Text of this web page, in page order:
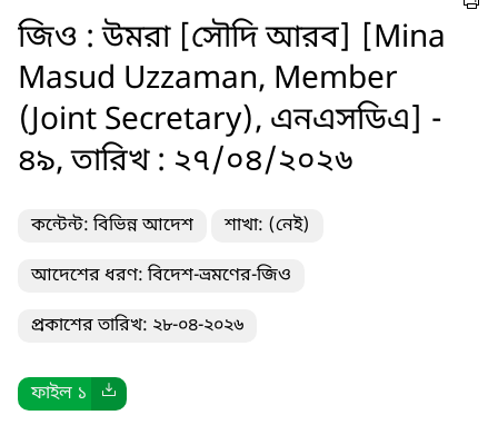
জিও : উমরা [সৌদি আরব] [Mina
Masud Uzzaman, Member
(Joint Secretary), এনএসডিএ] -
৪৯, তারিখ : ২৭/০৪/২০২৬
কন্টেন্ট: বিভিন্ন আদেশ শাখা: (নেই)
আদেশের ধরণ: বিদেশ-ভ্রমণের-জিও
প্রকাশের তারিখ: ২৮-০৪-২০২৬
ফাইল ১